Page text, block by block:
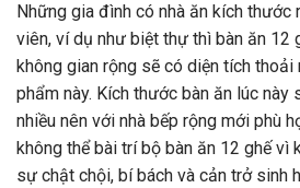
Những gia đình có nhà ăn kích thước
viên, ví dụ như biệt thự thì bàn ăn 12
không gian rộng sẽ có diện tích
phẩm này. Kích thước bàn ăn lúc này
nhiều nên với nhà bếp rộng mới phù
không thể bài trí bộ bàn ăn 12 ghế vì
sự chật chội, bí bách và cản trở sinh